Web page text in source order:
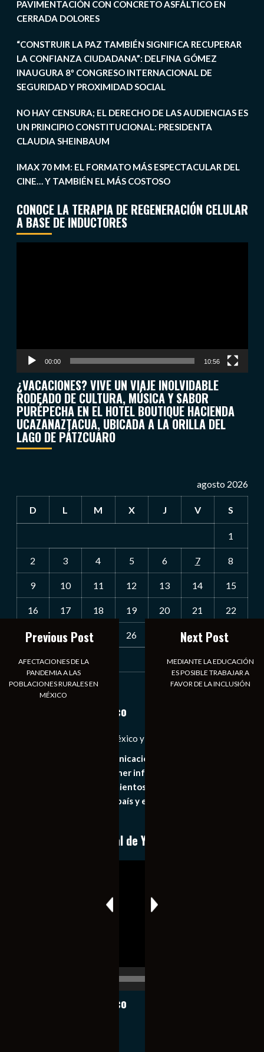
PAVIMENTACIÓN CON CONCRETO ASFÁLTICO EN
CERRADA DOLORES
“CONSTRUIR LA PAZ TAMBIÉN SIGNIFICA RECUPERAR
LA CONFIANZA CIUDADANA”: DELFINA GÓMEZ
INAUGURA 8º CONGRESO INTERNACIONAL DE
SEGURIDAD Y PROXIMIDAD SOCIAL
NO HAY CENSURA; EL DERECHO DE LAS AUDIENCIAS ES
UN PRINCIPIO CONSTITUCIONAL: PRESIDENTA
CLAUDIA SHEINBAUM
IMAX 70 MM: EL FORMATO MÁS ESPECTACULAR DEL
CINE… Y TAMBIÉN EL MÁS COSTOSO
CONOCE LA TERAPIA DE REGENERACIÓN CELULAR
A BASE DE INDUCTORES
00:00 10:56
¿VACACIONES? VIVE UN VIAJE INOLVIDABLE
RODEADO DE CULTURA, MÚSICA Y SABOR
PURÉPECHA EN EL HOTEL BOUTIQUE HACIENDA
UCAZANAZTACUA, UBICADA A LA ORILLA DEL
LAGO DE PÁTZCUARO
agosto 2026
D L M X J V S
1
2 3 4 5 6 7 8
9 10 11 12 13 14 15
16 17 18 19 20 21 22
23 24 25 26 28 29
30 31
« Jul
Notiexpress de México
Las Noticias Diarias de México y el Mundo a Tu Alcance
Somos un medio de comunicación digital que tiene como
principal objetivo mantener informado al publico en
general de los acontecimientos mas recientes e
importantes de nuestro país y el mundo de forma eficaz,
Conoce nuestro canal de YouTube
Notiexpress de México
Previous Post
AFECTACIONES DE LA
PANDEMIA A LAS
POBLACIONES RURALES EN
MÉXICO
Next Post
MEDIANTE LA EDUCACIÓN
ES POSIBLE TRABAJAR A
FAVOR DE LA INCLUSIÓN